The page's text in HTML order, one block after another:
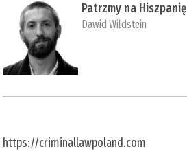
Patrzmy na Hiszpanię
Dawid Wildstein
https://criminallawpoland.com